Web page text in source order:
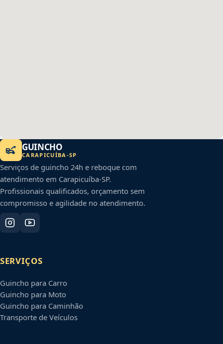
GUINCHO
CARAPICUÍBA -SP
Serviços de guincho 24h e reboque com
atendimento em Carapicuíba-SP.
Profissionais qualificados, orçamento sem
compromisso e agilidade no atendimento.
SERVIÇOS
Guincho para Carro
Guincho para Moto
Guincho para Caminhão
Transporte de Veículos